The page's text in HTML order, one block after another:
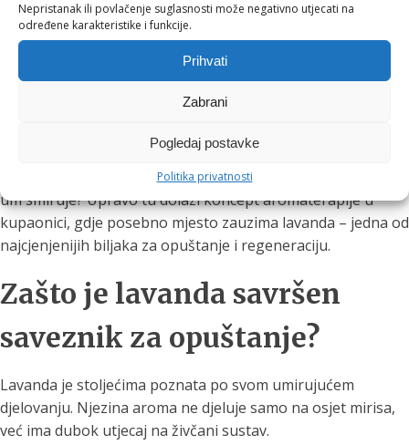
Nepristanak ili povlačenje suglasnosti može negativno utjecati na
određene karakteristike i funkcije.
Prihvati
Zabrani
Pogledaj postavke
Politika privatnosti
dosljedni.
Najveće promjene dolaze iz najjednostavnijih stvari koje
radite svaki dan, poput vode koju pijete i načina na koji
istinski reset. No što kada bi upravo vaše tuširanje postalo
mali wellness ritual – trenutak u kojem se tijelo opušta, a
um smiruje? Upravo tu dolazi koncept aromaterapije u
kupaonici, gdje posebno mjesto zauzima lavanda – jedna od
najcjenjenijih biljaka za opuštanje i regeneraciju.
Zašto je lavanda savršen
saveznik za opuštanje?
Lavanda je stoljećima poznata po svom umirujućem
djelovanju. Njezina aroma ne djeluje samo na osjet mirisa,
već ima dubok utjecaj na živčani sustav.